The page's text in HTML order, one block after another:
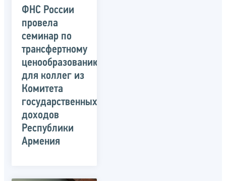
ФНС России
провела
семинар по
трансфертному
ценообразованию
для коллег из
Комитета
государственных
доходов
Республики
Армения